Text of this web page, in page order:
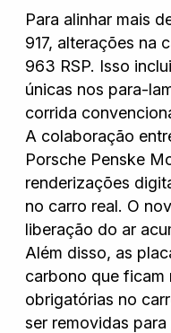
Para alinhar mais
917, alterações na
963 RSP. Isso
únicas nos para-
corrida
A colaboração
Porsche Penske
renderizações
no carro real. O
liberação do ar
Além disso, as
carbono que
obrigatórias no
ser removidas para